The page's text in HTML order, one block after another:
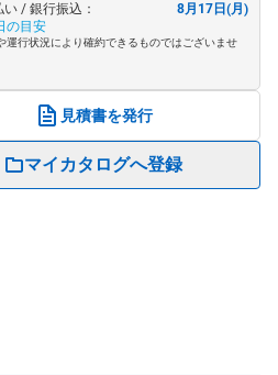
/ 銀行振込：
8月17日(月)
の目安
運行状況により確約できるものではございませ
見積書を発行
マイカタログへ登録